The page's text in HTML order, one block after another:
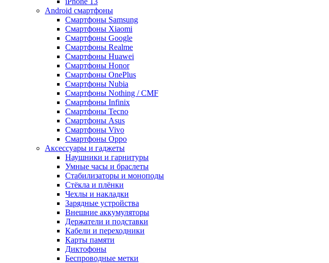
Android cмартфоны
Смартфоны Samsung
Смартфоны Xiaomi
Смартфоны Google
Смартфоны Realme
Смартфоны Huawei
Смартфоны Honor
Смартфоны OnePlus
Смартфоны Nubia
Смартфоны Nothing / CMF
Смартфоны Infinix
Смартфоны Tecno
Смартфоны Asus
Смартфоны Vivo
Смартфоны Oppo
Аксессуары и гаджеты
Наушники и гарнитуры
Умные часы и браслеты
Стабилизаторы и моноподы
Стёкла и плёнки
Чехлы и накладки
Зарядные устройства
Внешние аккумуляторы
Держатели и подставки
Кабели и переходники
Карты памяти
Диктофоны
Беспроводные метки